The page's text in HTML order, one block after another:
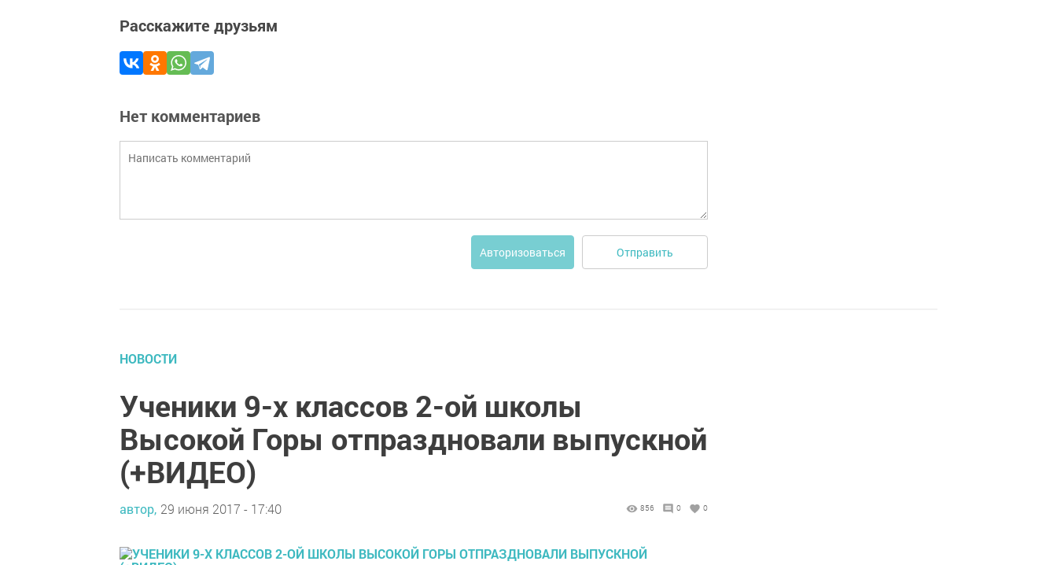
Расскажите друзьям
Нет комментариев
Авторизоваться Отправить
НОВОСТИ
Ученики 9-х классов 2-ой школы
Высокой Горы отпраздновали выпускной
(+ВИДЕО)
автор, 29 июня 2017 - 17:40 856 0 0